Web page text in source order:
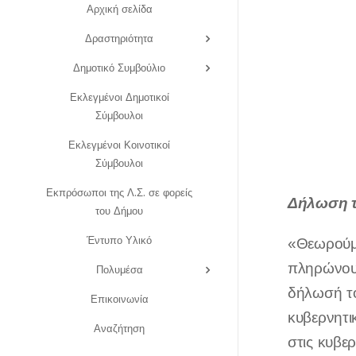
Αρχική σελίδα
Δραστηριότητα
Δημοτικό Συμβούλιο
Εκλεγμένοι Δημοτικοί
Σύμβουλοι
Εκλεγμένοι Κοινοτικοί
Σύμβουλοι
Εκπρόσωποι της Λ.Σ. σε φορείς
του Δήμου
Έντυπο Υλικό
Πολυμέσα
Επικοινωνία
Αναζήτηση
Δήλωση
δήλωσή
στις